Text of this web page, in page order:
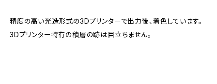
精度の高い光造形式の3Dプリンターで出力後、着色しています。
3Dプリンター特有の積層の跡は目立ちません。